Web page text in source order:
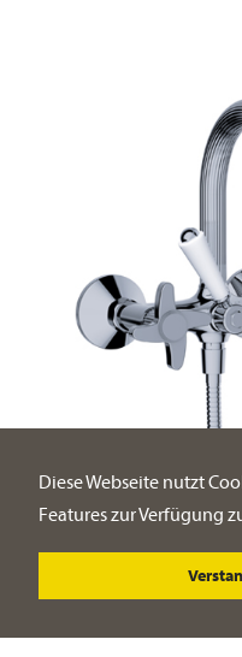
Diese Webseite nutzt
Features zur Verfügung
Aufputz Wannenfüll- und
Wandmontage